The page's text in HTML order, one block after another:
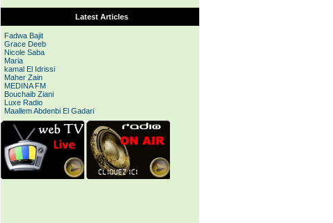
Latest Articles
Fadwa Bajit
Grace Deeb
Nicole Saba
Maria
kamal El Idrissi
Maher Zain
MEDINA FM
Bouchaib Ziani
Luxe Radio
Maallem Abdenbi El Gadari